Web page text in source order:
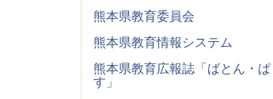
熊本県教育委員会
熊本県教育情報システム
熊本県教育広報誌「ばとん・ぱ
す」